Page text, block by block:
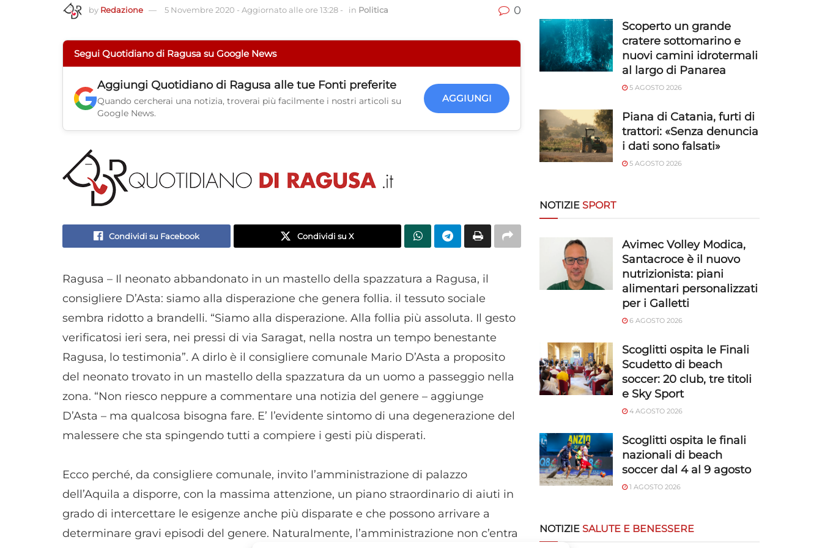
by Redazione 5 Novembre 2020 - Aggiornato alle ore 13:28 - in Politica 0
Segui Quotidiano di Ragusa su Google News
Aggiungi Quotidiano di Ragusa alle tue Fonti preferite
Quando cercherai una notizia, troverai più facilmente i nostri articoli su
Google News.
AGGIUNGI
Condividi su Facebook Condividi su X
Ragusa – Il neonato abbandonato in un mastello della spazzatura a Ragusa, il
consigliere D’Asta: siamo alla disperazione che genera follia. il tessuto sociale
sembra ridotto a brandelli. “Siamo alla disperazione. Alla follia più assoluta. Il gesto
verificatosi ieri sera, nei pressi di via Saragat, nella nostra un tempo benestante
Ragusa, lo testimonia”. A dirlo è il consigliere comunale Mario D’Asta a proposito
del neonato trovato in un mastello della spazzatura da un uomo a passeggio nella
zona. “Non riesco neppure a commentare una notizia del genere – aggiunge
D’Asta – ma qualcosa bisogna fare. E’ l’evidente sintomo di una degenerazione del
malessere che sta spingendo tutti a compiere i gesti più disperati.
Ecco perché, da consigliere comunale, invito l’amministrazione di palazzo
dell’Aquila a disporre, con la massima attenzione, un piano straordinario di aiuti in
grado di intercettare le esigenze anche più disparate e che possono arrivare a
determinare gravi episodi del genere. Naturalmente, l’amministrazione non c’entra
Scoperto un grande
cratere sottomarino e
nuovi camini idrotermali
al largo di Panarea
5 AGOSTO 2026
Piana di Catania, furti di
trattori: «Senza denuncia
i dati sono falsati»
5 AGOSTO 2026
NOTIZIE SPORT
Avimec Volley Modica,
Santacroce è il nuovo
nutrizionista: piani
alimentari personalizzati
per i Galletti
6 AGOSTO 2026
Scoglitti ospita le Finali
Scudetto di beach
soccer: 20 club, tre titoli
e Sky Sport
4 AGOSTO 2026
Scoglitti ospita le finali
nazionali di beach
soccer dal 4 al 9 agosto
1 AGOSTO 2026
NOTIZIE SALUTE E BENESSERE